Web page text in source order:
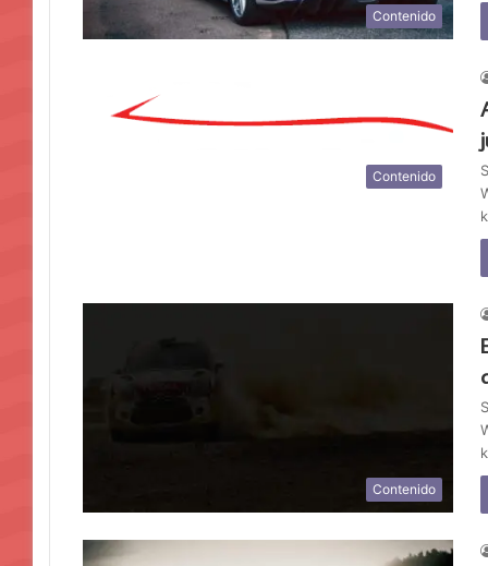
Contenido
Contenido
Contenido